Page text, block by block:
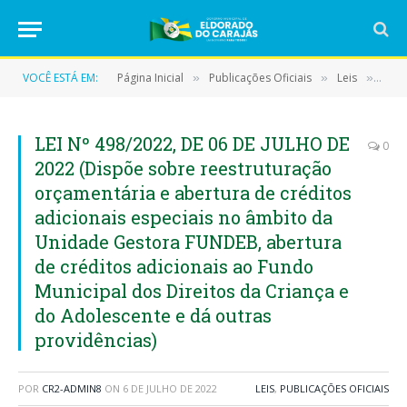
VOCÊ ESTÁ EM: Página Inicial » Publicações Oficiais » Leis »
LEI Nº 498/2022, DE 06 DE JULHO DE
2022 (Dispõe sobre reestruturação
orçamentária e abertura de créditos
adicionais especiais no âmbito da
Unidade Gestora FUNDEB, abertura
de créditos adicionais ao Fundo
Municipal dos Direitos da Criança e
do Adolescente e dá outras
providências)
0
POR CR2-ADMIN8 ON 6 DE JULHO DE 2022 LEIS, PUBLICAÇÕES OFICIAIS